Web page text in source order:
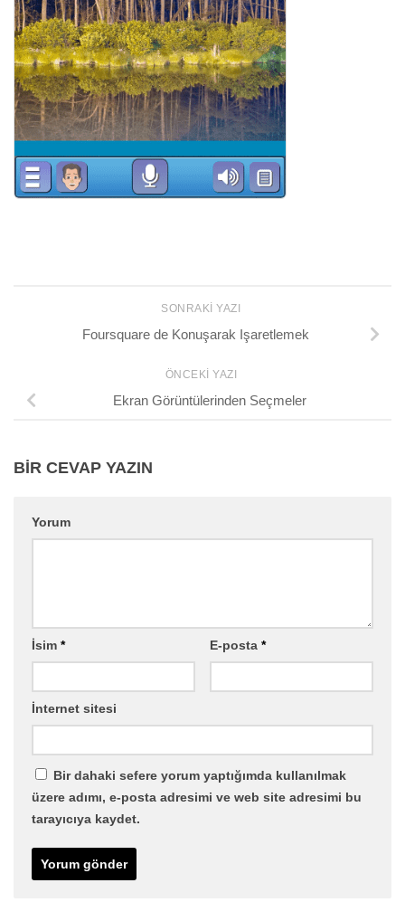
SONRAKI YAZI
Foursquare de Konuşarak Işaretlemek
ÖNCEKI YAZI
Ekran Görüntülerinden Seçmeler
BIR CEVAP YAZIN
Yorum
İsim * E-posta *
İnternet sitesi
Bir dahaki sefere yorum yaptığımda kullanılmak
üzere adımı, e-posta adresimi ve web site adresimi bu
tarayıcıya kaydet.